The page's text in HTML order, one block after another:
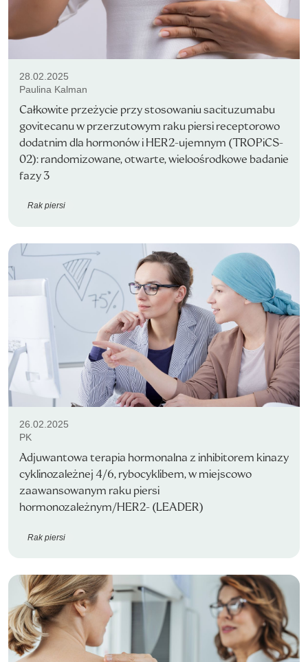
28.02.2025
Paulina Kalman
Całkowite przeżycie przy stosowaniu sacituzumabu
govitecanu w przerzutowym raku piersi receptorowo
dodatnim dla hormonów i HER2-ujemnym (TROPiCS-
02): randomizowane, otwarte, wieloośrodkowe badanie
fazy 3
Rak piersi
26.02.2025
PK
Adjuwantowa terapia hormonalna z inhibitorem kinazy
cyklinozależnej 4/6, rybocyklibem, w miejscowo
zaawansowanym raku piersi
hormonozależnym/HER2- (LEADER)
Rak piersi